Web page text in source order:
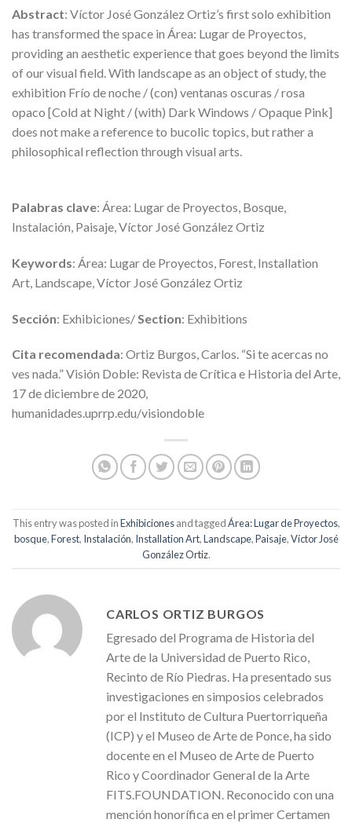
Abstract: Víctor José González Ortiz’s first solo exhibition
has transformed the space in Área: Lugar de Proyectos,
providing an aesthetic experience that goes beyond the limits
of our visual field. With landscape as an object of study, the
exhibition Frío de noche / (con) ventanas oscuras / rosa
opaco [Cold at Night / (with) Dark Windows / Opaque Pink]
does not make a reference to bucolic topics, but rather a
philosophical reflection through visual arts.
Palabras clave: Área: Lugar de Proyectos, Bosque,
Instalación, Paisaje, Víctor José González Ortiz
Keywords: Área: Lugar de Proyectos, Forest, Installation
Art, Landscape, Víctor José González Ortiz
Sección: Exhibiciones/ Section: Exhibitions
Cita recomendada: Ortiz Burgos, Carlos. “Si te acercas no
ves nada.” Visión Doble: Revista de Crítica e Historia del Arte,
17 de diciembre de 2020,
humanidades.uprrp.edu/visiondoble
This entry was posted inExhibicionesand taggedÁrea: Lugar de Proyectos,
bosque,Forest, Instalación, Installation Art,Landscape,Paisaje,Víctor José
González Ortiz.
CARLOS ORTIZ BURGOS
Egresado del Programa de Historia del
Arte de la Universidad de Puerto Rico,
Recinto de Río Piedras. Ha presentado sus
investigaciones en simposios celebrados
por el Instituto de Cultura Puertorriqueña
(ICP) y el Museo de Arte de Ponce, ha sido
docente en el Museo de Arte de Puerto
Rico y Coordinador General de la Arte
FITS.FOUNDATION. Reconocido con una
mención honorífica en el primer Certamen